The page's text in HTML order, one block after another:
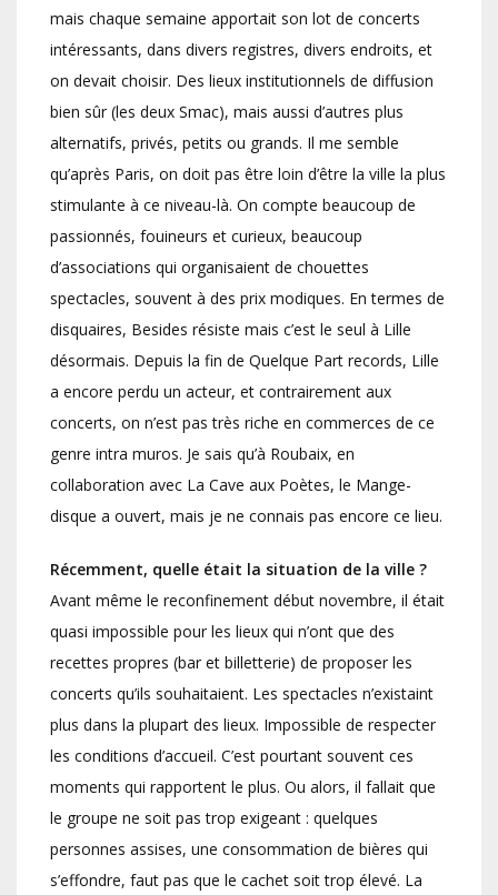
mais chaque semaine apportait son lot de concerts
intéressants, dans divers registres, divers endroits, et
on devait choisir. Des lieux institutionnels de diffusion
bien sûr (les deux Smac), mais aussi d’autres plus
alternatifs, privés, petits ou grands. Il me semble
qu’après Paris, on doit pas être loin d’être la ville la plus
stimulante à ce niveau-là. On compte beaucoup de
passionnés, fouineurs et curieux, beaucoup
d’associations qui organisaient de chouettes
spectacles, souvent à des prix modiques. En termes de
disquaires, Besides résiste mais c’est le seul à Lille
désormais. Depuis la fin de Quelque Part records, Lille
a encore perdu un acteur, et contrairement aux
concerts, on n’est pas très riche en commerces de ce
genre intra muros. Je sais qu’à Roubaix, en
collaboration avec La Cave aux Poètes, le Mange-
disque a ouvert, mais je ne connais pas encore ce lieu.
Récemment, quelle était la situation de la ville ?
Avant même le reconfinement début novembre, il était
quasi impossible pour les lieux qui n’ont que des
recettes propres (bar et billetterie) de proposer les
concerts qu’ils souhaitaient. Les spectacles n’existaint
plus dans la plupart des lieux. Impossible de respecter
les conditions d’accueil. C’est pourtant souvent ces
moments qui rapportent le plus. Ou alors, il fallait que
le groupe ne soit pas trop exigeant : quelques
personnes assises, une consommation de bières qui
s’effondre, faut pas que le cachet soit trop élevé. La